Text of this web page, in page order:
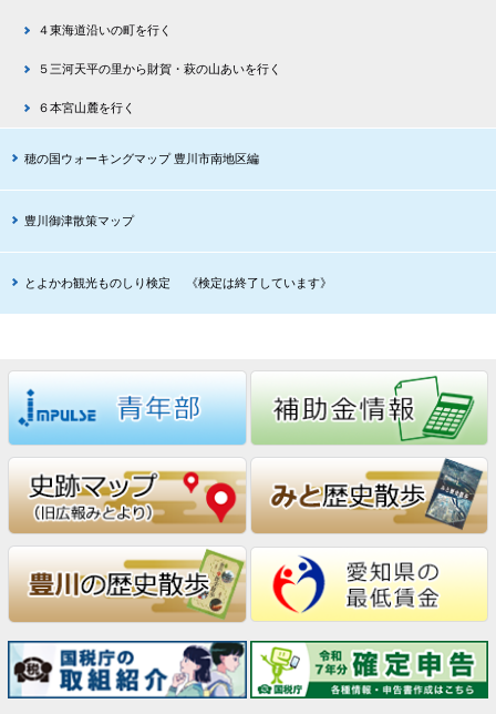
４東海道沿いの町を行く
５三河天平の里から財賀・萩の山あいを行く
６本宮山麓を行く
穂の国ウォーキングマップ 豊川市南地区編
豊川御津散策マップ
とよかわ観光ものしり検定 《検定は終了しています》